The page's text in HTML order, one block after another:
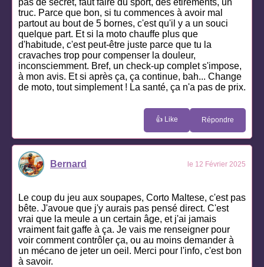
pas de secret, faut faire du sport, des étirements, un
truc. Parce que bon, si tu commences à avoir mal
partout au bout de 5 bornes, c'est qu'il y a un souci
quelque part. Et si la moto chauffe plus que
d'habitude, c'est peut-être juste parce que tu la
cravaches trop pour compenser la douleur,
inconsciemment. Bref, un check-up complet s'impose,
à mon avis. Et si après ça, ça continue, bah... Change
de moto, tout simplement ! La santé, ça n'a pas de prix.
👍 Like Répondre
Bernard le 12 Février 2025
Le coup du jeu aux soupapes, Corto Maltese, c'est pas
bête. J'avoue que j'y aurais pas pensé direct. C'est
vrai que la meule a un certain âge, et j'ai jamais
vraiment fait gaffe à ça. Je vais me renseigner pour
voir comment contrôler ça, ou au moins demander à
un mécano de jeter un oeil. Merci pour l'info, c'est bon
à savoir.